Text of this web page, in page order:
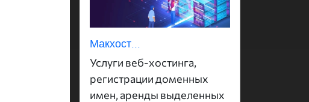
Макхост...
Услуги веб-хостинга,
регистрации доменных
имен, аренды выделенных